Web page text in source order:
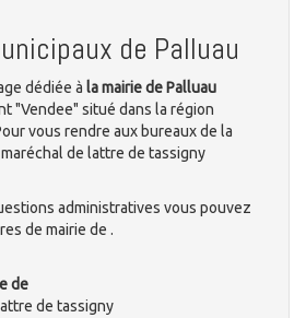
de Palluau
dédiée à la mairie de Palluau
"Vendee" situé dans la région
vous rendre aux bureaux de la
de lattre de tassigny
administratives vous pouvez
de mairie de .
de
de tassigny